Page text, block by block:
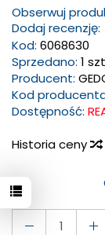
Obserwuj
Dodaj recenzję:
Kod: 6068630
Sprzedano: 1
Producent:
Kod
Dostępność:
Historia ceny